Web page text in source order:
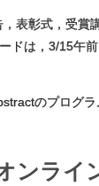
表彰式，受賞
ドは，3/15午
のプログラ
ンライ